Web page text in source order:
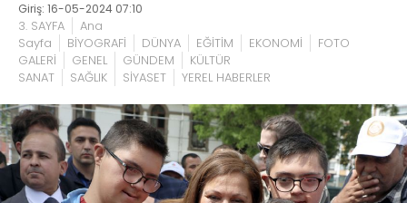
Giriş: 16-05-2024 07:10
3. SAYFA
Ana
Sayfa
BİYOGRAFİ DÜNYA EĞİTİM EKONOMİ
FOTO
GALERİ
GENEL GÜNDEM
KÜLTÜR
SANAT
SAĞLIK SİYASET YEREL HABERLER